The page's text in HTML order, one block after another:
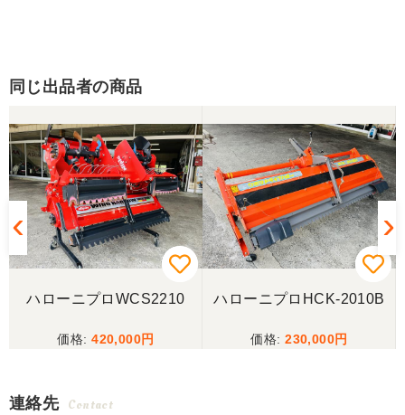
同じ出品者の商品
ハローニプロWCS2210
420,000
ハローニプロHCK-2010B
230,000
連絡先 Contact